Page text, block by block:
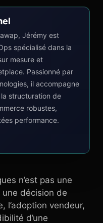
Jérémy est
spécialisé dans la
mesure et
Passionné par
il accompagne
structuration de
robustes,
performance.
n’est pas une
une décision de
l’adoption vendeur,
d’une